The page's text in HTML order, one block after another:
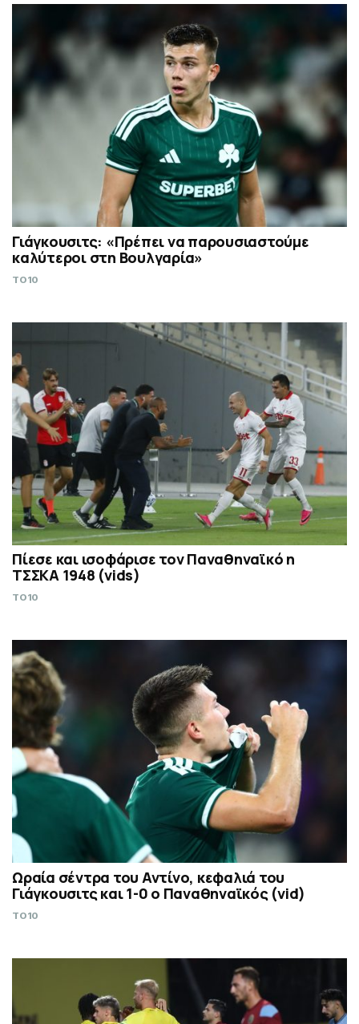
Γιάγκουσιτς: «Πρέπει να παρουσιαστούμε
καλύτεροι στη Βουλγαρία»
TO10
Πίεσε και ισοφάρισε τον Παναθηναϊκό η
ΤΣΣΚΑ 1948 (vids)
TO10
Ωραία σέντρα του Αντίνο, κεφαλιά του
Γιάγκουσιτς και 1-0 ο Παναθηναϊκός (vid)
TO10